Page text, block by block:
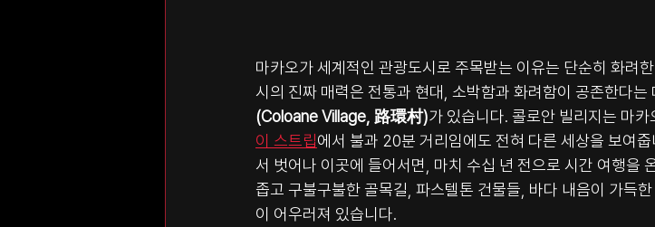
마카오가 세계적인 관광도시로 주목받는 이유는 단순히 화려
시의 진짜 매력은 전통과 현대, 소박함과 화려함이 공존한다는
(Coloane Village, 路環村)가 있습니다. 콜로안 빌리지는 마
이 스트립에서 불과 20분 거리임에도 전혀 다른 세상을 보여
서 벗어나 이곳에 들어서면, 마치 수십 년 전으로 시간 여행을
좁고 구불구불한 골목길, 파스텔톤 건물들, 바다 내음이 가득
이 어우러져 있습니다.